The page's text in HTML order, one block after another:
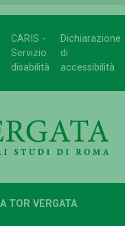
CARIS -
Servizio
disabilità
Dichiarazione
di
accessibilità
TOR VERGATA